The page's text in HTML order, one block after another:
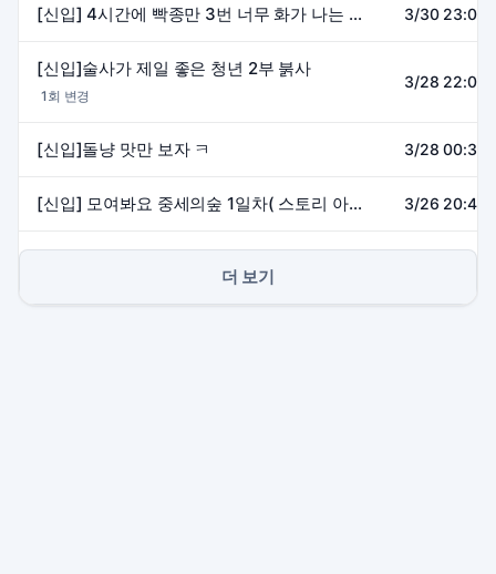
[신입] 4시간에 빡종만 3번 너무 화가 나는 청년 3/30
[신입]술사가 제일 좋은 청년 2부 붉사
1회 변경
3/28
[신입]돌냥 맛만 보자 ㅋ 3/28
[신입] 모여봐요 중세의숲 1일차( 스토리 아예 안봄 싹다 빨리감기) 3/26
더 보기